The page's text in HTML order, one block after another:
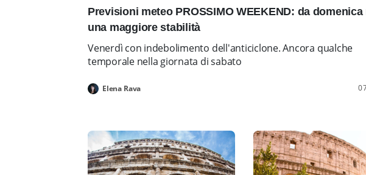
Previsioni meteo PROSSIMO WEEKEND: da
una maggiore stabilità
Venerdì con indebolimento dell'anticiclone. Ancora qualche
temporale nella giornata di sabato
Elena Rava